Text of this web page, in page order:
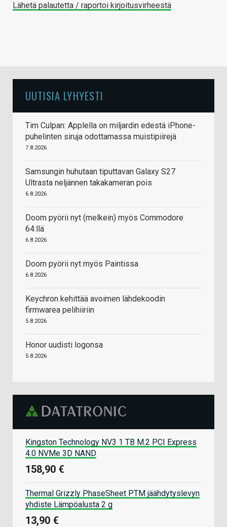
Lähetä palautetta / raportoi kirjoitusvirheestä
UUTISIA LYHYESTI
Tim Culpan: Applella on miljardin edestä iPhone-
puhelinten siruja odottamassa muistipiirejä
7.8.2026
Samsungin huhutaan tiputtavan Galaxy S27
Ultrasta neljännen takakameran pois
6.8.2026
Doom pyörii nyt (melkein) myös Commodore
64:llä
6.8.2026
Doom pyörii nyt myös Paintissa
6.8.2026
Keychron kehittää avoimen lähdekoodin
firmwarea pelihiiriin
5.8.2026
Honor uudisti logonsa
5.8.2026
Kingston Technology NV3 1 TB M.2 PCI Express
4.0 NVMe 3D NAND
158,90 €
Thermal Grizzly PhaseSheet PTM jäähdytyslevyn
yhdiste Lämpöalusta 2 g
13,90 €